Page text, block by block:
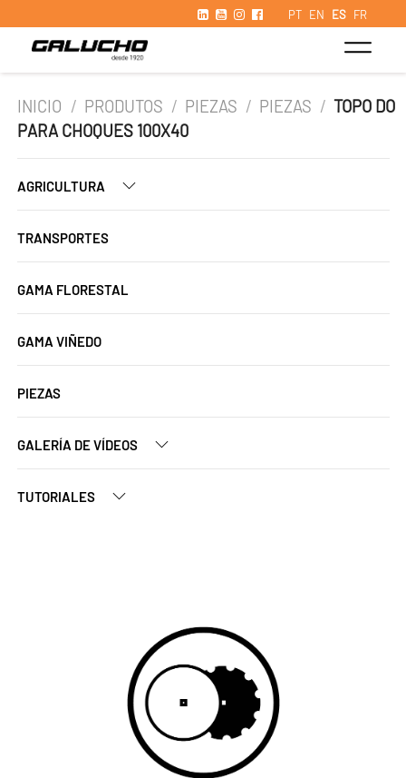
PT EN ES FR
INICIO / PRODUTOS / PIEZAS / PIEZAS / TOPO DO
PARA CHOQUES 100X40
AGRICULTURA
TRANSPORTES
GAMA FLORESTAL
GAMA VIÑEDO
PIEZAS
GALERÍA DE VÍDEOS
TUTORIALES